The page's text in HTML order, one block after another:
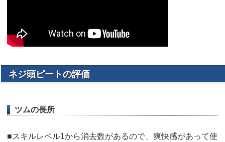
ネジ頭ピートの評価
ツムの長所
■スキルレベル1から消去数があるので、爽快感があって使